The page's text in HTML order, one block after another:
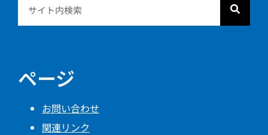
ページ
お問い合わせ
関連リンク